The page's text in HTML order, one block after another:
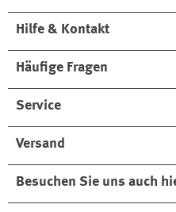
Hilfe & Kontakt
Häufige Fragen
Service
Versand
Besuchen Sie uns auch